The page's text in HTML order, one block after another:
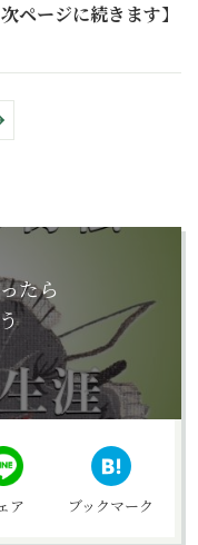
ページに続きます】
たら
ア ブックマーク